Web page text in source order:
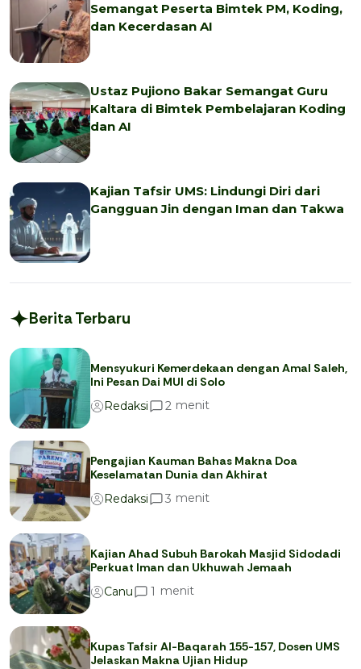
Semangat Peserta Bimtek PM, Koding,
dan Kecerdasan AI
Ustaz Pujiono Bakar Semangat Guru
Kaltara di Bimtek Pembelajaran Koding
dan AI
Kajian Tafsir UMS: Lindungi Diri dari
Gangguan Jin dengan Iman dan Takwa
Berita Terbaru
Mensyukuri Kemerdekaan dengan Amal Saleh,
Ini Pesan Dai MUI di Solo
Redaksi
2 menit
Pengajian Kauman Bahas Makna Doa
Keselamatan Dunia dan Akhirat
Redaksi
3 menit
Kajian Ahad Subuh Barokah Masjid Sidodadi
Perkuat Iman dan Ukhuwah Jemaah
Canu
1 menit
Kupas Tafsir Al-Baqarah 155-157, Dosen UMS
Jelaskan Makna Ujian Hidup